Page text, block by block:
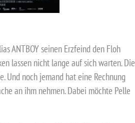
ANTBOY seinen Erzfeind den Floh
lassen nicht lange auf sich warten. Die
Und noch jemand hat eine Rechnung
an ihm nehmen. Dabei möchte Pelle